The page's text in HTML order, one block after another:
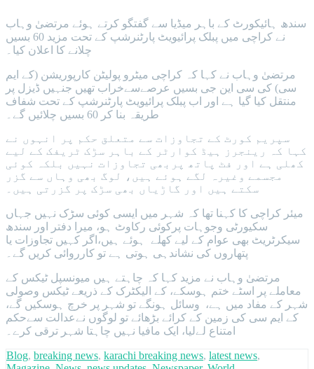
سندھ ہائیکورٹ کے باہر میڈیا سے گفتگو کرتے ہوئے مرتضیٰ وہاب
نے کراچی میں پبلک پرائیویٹ پارٹنرشپ کے تحت مزید 60 بسیں
چلانے کا اعلان کیا۔
مرتضیٰ وہاب نے کہا کہ کراچی میٹرو پولیٹن کارپوریشن (کے ایم
سی) کی سی این جی بسیں عرصےسےخراب تھیں جنہیں ڈیزل پر
منتقل کیا گیا ہے اور اب پبلک پرائیویٹ پارٹنرشپ کے تحت شفاف
طریقہ بنا کر 60 بسیں چلائیں گے۔
سپریم کورٹ کے تجاوزات سے متعلق حکم پر انہوں نے
کہا کہ رینجرز ہیڈ کوارٹر کے باہر سڑک ٹریفک کے لیے
کھلی ہے اور فٹ پاتھ پربھی تجاوزات نہیں بلکہ کوئی
مجسمے وغیرہ لگے ہوئے ہیں، لوگ بھی وہاں سے گزر
میئر کراچی کا کہنا تھا کہ شہر میں ایسی کوئی سڑک نہیں جہاں
سکیورٹی وجوہات پرکوئی رکاوٹ ہو، میرا دفتر اور سندھ
سیکرٹریٹ بھی عوام کے لیے کھلے ہوئے ہیں،اگر کہیں تجاوزات یا
پتھاروں کی نشاندہی ہوتی ہے تو کارروائی کریں گے۔
مرتضیٰ وہاب نے مزید کہا کہ چاہتے ہیں میونسپل ٹیکس کے
معاملے پر اسٹے ختم ہوسکے، کے الیکٹرک کے ذریعے ٹیکس وصولی
شہر کے مفاد میں ہے، وسائل ہونگے تو شہر پر خرچ ہوسکیں گے،
کے ایم سی کی زمین کے کرائے بڑھائے تو لوگوں نےعدالت سےحکم
امتناع لےلیا، ایک مافیا نہیں چاہتا شہر ترقی کرے۔
Blog, breaking news, karachi breaking news, latest news,